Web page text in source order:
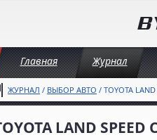
Главная Журнал
ЖУРНАЛ / ВЫБОР АВТО / TOYOTA
LAND